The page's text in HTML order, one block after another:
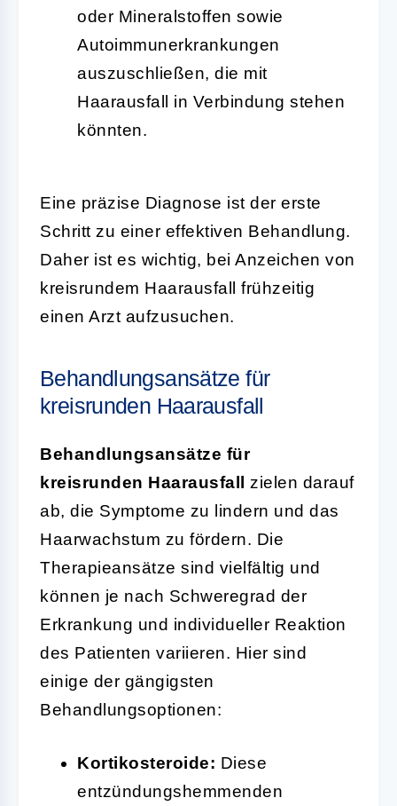
oder Mineralstoffen sowie
Autoimmunerkrankungen
auszuschließen, die mit
Haarausfall in Verbindung stehen
könnten.
Eine präzise Diagnose ist der erste
Schritt zu einer effektiven Behandlung.
Daher ist es wichtig, bei Anzeichen von
kreisrundem Haarausfall frühzeitig
einen Arzt aufzusuchen.
Behandlungsansätze für
kreisrunden Haarausfall
Behandlungsansätze für
kreisrunden Haarausfall zielen darauf
ab, die Symptome zu lindern und das
Haarwachstum zu fördern. Die
Therapieansätze sind vielfältig und
können je nach Schweregrad der
Erkrankung und individueller Reaktion
des Patienten variieren. Hier sind
einige der gängigsten
Behandlungsoptionen:
Kortikosteroide: Diese
entzündungshemmenden